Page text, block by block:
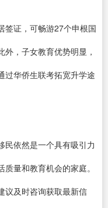
签证，可畅游27个申根国
，子女教育优势明显，
过华侨生联考拓宽升学途
民依然是一个具有吸引力
量和教育机会的家庭。
议及时咨询获取最新信